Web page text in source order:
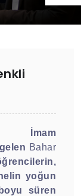
İmam
Bahar
yoğun
süren